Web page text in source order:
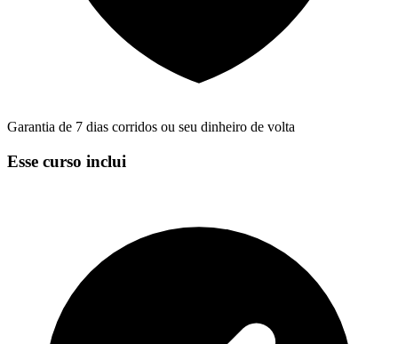
Garantia de 7 dias corridos ou seu dinheiro de volta
Esse curso inclui